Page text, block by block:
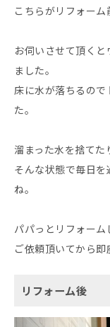
こちらがリフォーム
お伺いさせて頂く
ました。
床に水が落ちるの
た。
溜まった水を捨てた
そんな状態で毎日
ね。
パパっとリフォー
ご依頼頂いてから即
リフォーム後